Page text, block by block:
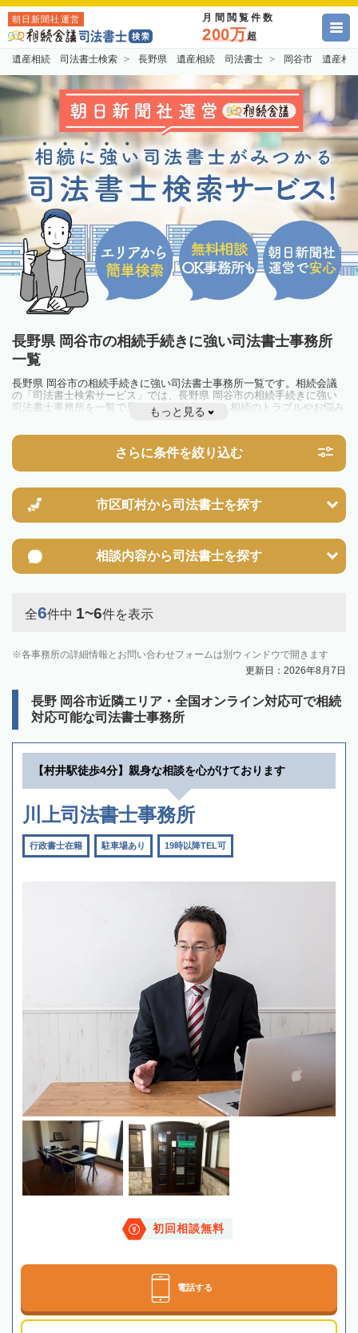
朝日新聞社運営 月間閲覧件数
200万超
遺産相続 司法書士検索 長野県 遺産相続 司法書士 岡谷市 遺産相
長野県 岡谷市の相続手続きに強い司法書士事務所
一覧
長野県 岡谷市の相続手続きに強い司法書士事務所一覧です。相続会議
の「司法書士検索サービス」では、長野県 岡谷市の相続手続きに強い
司法書士事務所を一覧で見ることが出来ます。相続のトラブルやお悩み
を抱えている方は一度近隣の司法書士に相談してみましょう。
もっと見る
さらに条件を絞り込む
市区町村から司法書士を探す
相談内容から司法書士を探す
全6件中 1~6件を表示
各事務所の詳細情報とお問い合わせフォームは別ウィンドウで開きます
更新日：2026年8月7日
長野 岡谷市近隣エリア・全国オンライン対応可で相続
対応可能な司法書士事務所
【村井駅徒歩4分】親身な相談を心がけております
川上司法書士事務所
行政書士在籍 駐車場あり 19時以降TEL可
初回相談無料
電話する